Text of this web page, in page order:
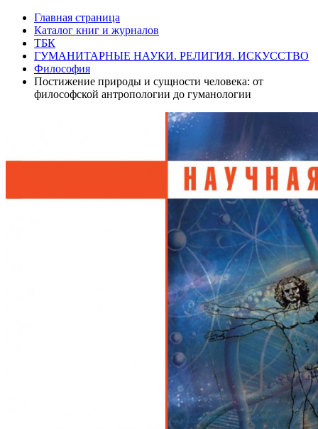
Главная страница
Каталог книг и журналов
ТБК
ГУМАНИТАРНЫЕ НАУКИ. РЕЛИГИЯ. ИСКУССТВО
Философия
Постижение природы и сущности человека: от
философской антропологии до гуманологии